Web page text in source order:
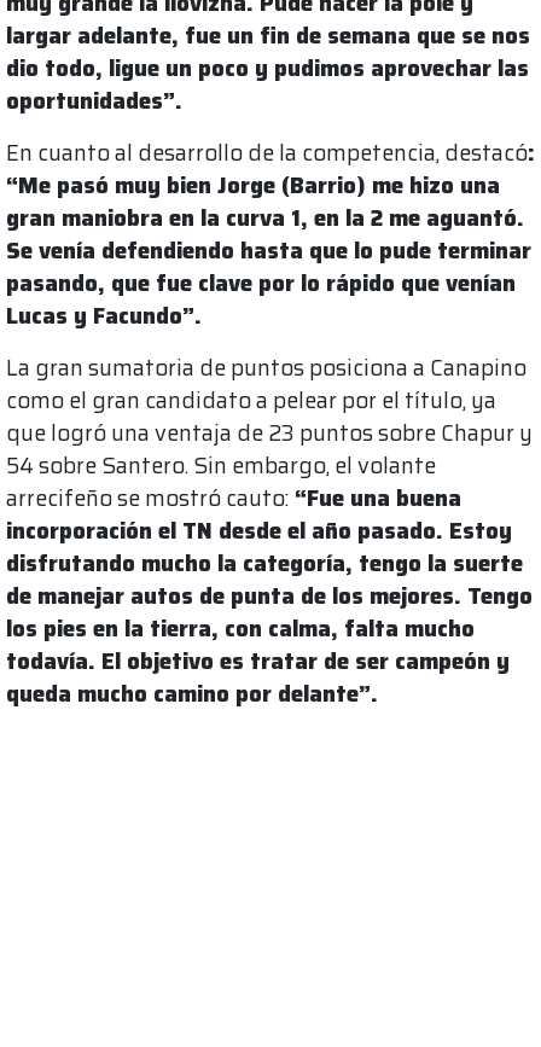
largar adelante, fue un fin de semana que se nos
dio todo, ligue un poco y pudimos aprovechar las
oportunidades”.
En cuanto al desarrollo de la competencia, destacó:
“Me pasó muy bien Jorge (Barrio) me hizo una
gran maniobra en la curva 1, en la 2 me aguantó.
Se venía defendiendo hasta que lo pude terminar
pasando, que fue clave por lo rápido que venían
Lucas y Facundo”.
La gran sumatoria de puntos posiciona a Canapino
como el gran candidato a pelear por el título, ya
que logró una ventaja de 23 puntos sobre Chapur y
54 sobre Santero. Sin embargo, el volante
arrecifeño se mostró cauto: “Fue una buena
incorporación el TN desde el año pasado. Estoy
disfrutando mucho la categoría, tengo la suerte
de manejar autos de punta de los mejores. Tengo
los pies en la tierra, con calma, falta mucho
todavía. El objetivo es tratar de ser campeón y
queda mucho camino por delante”.